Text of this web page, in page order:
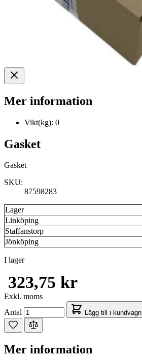
Mer information
Vikt(kg): 0
Gasket
Gasket
SKU:
87598283
Lager
Linköping
Staffanstorp
Jönköping
I lager
323,75 kr
Exkl. moms
Antal
Lägg till i kundvagn
Mer information